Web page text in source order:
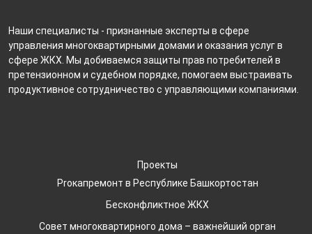
Наши специалисты - признанные эксперты в сфере
управления многоквартирными домами и оказания услуг в
сфере ЖКХ. Мы добиваемся защиты прав потребителей в
претензионном и судебном порядке, помогаем выстраивать
продуктивное сотрудничество с управляющими компаниями.
Проекты
Proкапремонт в Республике Башкортостан
Бесконфликтное ЖКХ
Совет многоквартирного дома – важнейший орган